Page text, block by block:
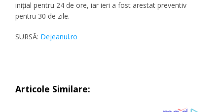
inițial pentru 24 de ore, iar ieri a fost arestat preventiv
pentru 30 de zile.
SURSĂ: Dejeanul.ro
Articole Similare: